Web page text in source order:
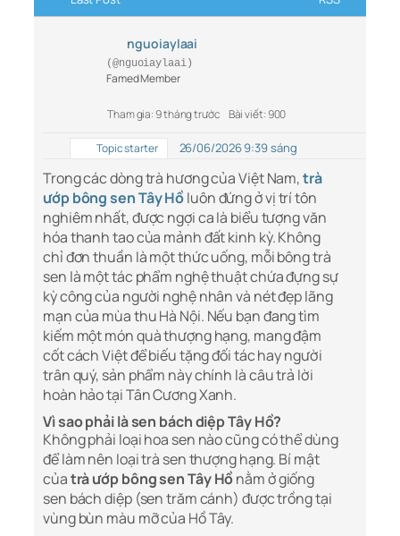
nguoiaylaai
(@nguoiaylaai)
Famed Member
Tham gia: 9 tháng trước Bài viết: 900
Topic starter 26/06/2026 9:39 sáng
Trong các dòng trà hương của Việt Nam,trà
ướp bông sen Tây Hồluôn đứng ở vị trí tôn
nghiêm nhất, được ngợi ca là biểu tượng văn
hóa thanh tao của mảnh đất kinh kỳ. Không
chỉ đơn thuần là một thức uống, mỗi bông trà
sen là một tác phẩm nghệ thuật chứa đựng sự
kỳ công của người nghệ nhân và nét đẹp lãng
mạn của mùa thu Hà Nội. Nếu bạn đang tìm
kiếm một món quà thượng hạng, mang đậm
cốt cách Việt để biếu tặng đối tác hay người
trân quý, sản phẩm này chính là câu trả lời
hoàn hảo tại Tân Cương Xanh.
Vì sao phải là sen bách diệp Tây Hồ?
Không phải loại hoa sen nào cũng có thể dùng
để làm nên loại trà sen thượng hạng. Bí mật
củatrà ướp bông sen Tây Hồnằm ở giống
sen bách diệp (sen trăm cánh) được trồng tại
vùng bùn màu mỡ của Hồ Tây.